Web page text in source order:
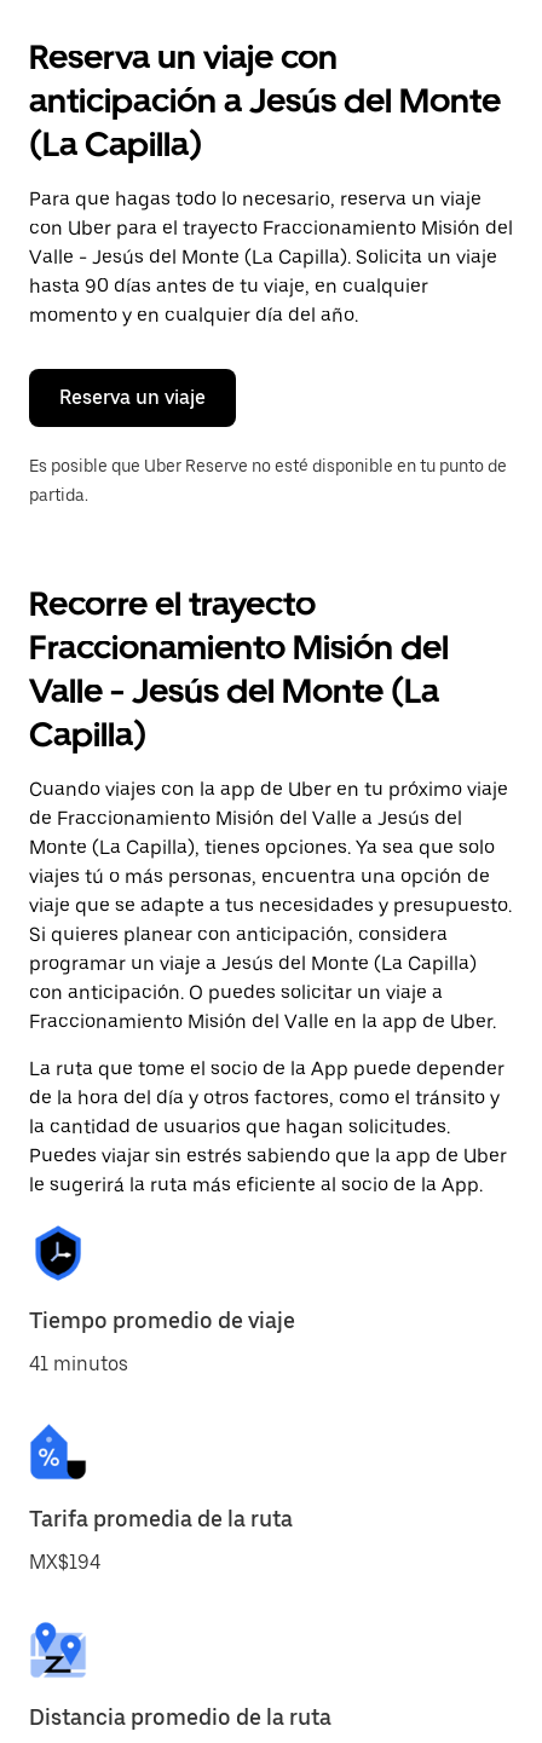
el
y
selecciona
una
Presiona
la
tecla Esc
para
cerrar
el
calendario.
Reserva un viaje con
anticipación a Jesús del Monte
(La Capilla)
Para que hagas todo lo necesario, reserva un viaje
con Uber para el trayecto Fraccionamiento Misión del
Valle - Jesús del Monte (La Capilla). Solicita un viaje
hasta 90 días antes de tu viaje, en cualquier
momento y en cualquier día del año.
Reserva un viaje
Es posible que Uber Reserve no esté disponible en tu punto de
partida.
Recorre el trayecto
Fraccionamiento Misión del
Valle - Jesús del Monte (La
Capilla)
Cuando viajes con la app de Uber en tu próximo viaje
de Fraccionamiento Misión del Valle a Jesús del
Monte (La Capilla), tienes opciones. Ya sea que solo
viajes tú o más personas, encuentra una opción de
viaje que se adapte a tus necesidades y presupuesto.
Si quieres planear con anticipación, considera
programar un viaje a Jesús del Monte (La Capilla)
con anticipación. O puedes solicitar un viaje a
Fraccionamiento Misión del Valle en la app de Uber.
La ruta que tome el socio de la App puede depender
de la hora del día y otros factores, como el tránsito y
la cantidad de usuarios que hagan solicitudes.
Puedes viajar sin estrés sabiendo que la app de Uber
le sugerirá la ruta más eficiente al socio de la App.
Tiempo promedio de viaje
41 minutos
Tarifa promedia de la ruta
MX$194
Distancia promedio de la ruta